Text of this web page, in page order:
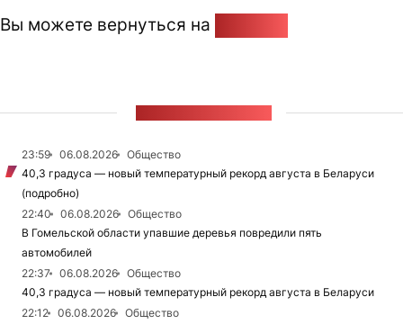
Вы можете вернуться на
23:59 06.08.2026
Общество
40,3 градуса — новый температурный рекорд августа в Беларуси
(подробно)
22:40
06.08.2026
Общество
В Гомельской области упавшие деревья повредили пять
автомобилей
22:37
06.08.2026
Общество
40,3 градуса — новый температурный рекорд августа в Беларуси
22:12
06.08.2026
Общество